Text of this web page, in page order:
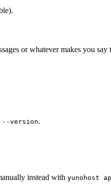
or whatever makes you say
--version.
instead with yunohost